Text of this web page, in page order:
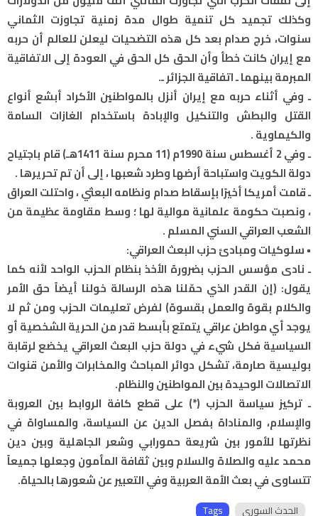
وكذلك تجميد كل تنمية طوال مدة زمنية تجاوزت الثماني
سنوات، خرج صدام بعد كل هذه التضحيات ليعلن للعالم أن حربه
مع إيران كانت خطأ وأن الحق كل الحق في العودة إلى الاتفاقية
المبرمة بينهما ـ اتفاقية الجزائر ـ.
ـ وفي أثناء حربه مع إيران أنزل بالمواطنين الأكراد أبشع أنواع
القتل والبطش والتنكيل والإبادة باستخدام الغازات السامة
والكيماوية .
ـ وفي 2 أغسطس سنة 1990م (11 محرم سنة 1411هـ) قام باجتياح
دولة الكويت واستباحة أرضها وطرد شعبها ، إلى أن تم تحريرها .
ـ قامت أمريكا أخيرًا بإسقاط صدام ونظامه البعثي ، واحتلت العراق
، ونصبت حكومة علمانية موالية لها ؛ وسط مقاومة عظيمة من
الشعب العراقي السني المسلم .
• سلوكيات ومبادئ حزب البعث العراقي:
ـ نادى مؤسس الحزب بضرورة الأخذ بنظام الحزب الواحد لأنه كما
يقول: (إن القدر الذي حمّلنا هذه الرسالة خولنا أيضاً حق الأمر
والكلام بقوة والعمل بقسوة) لفرض تعليمات الحزب ومن ثم لا
يوجد أي مواطن عراقي يتمتع بأبسط قدر من الحرية الشخصية أو
السياسية فكل شيء في دولة حزب البعث العراقي يخضع لرقابة
بوليسية صارمة، تشكل دوائر المباحث والمخابرات والأمن قنوات
الاتصالات الوحيدة بين المواطنين والنظام.
ـ تركيز سياسة الحزب (*) على قطع كافة الروابط بين العروبة
والإسلام، والمناداة بفصل الدين عن السياسة، والمساواة في
نظرتها للأمور بين شريعة حمورابي وشعر الجاهلية وبين دين
محمد عليه والصلاة والسلام وبين ثقافة المأمون وجعلها جميعاً
تتساوى في بعث الأمة العربية وفي التعبير عن شعورها بالحياة.
Tags الحدث السوري